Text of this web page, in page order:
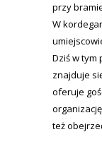
przy
W
Dziś w
znajduje
oferuje
też